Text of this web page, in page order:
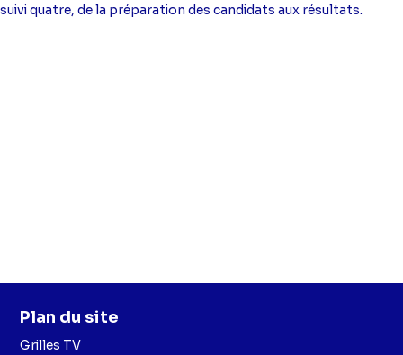
suivi quatre, de la préparation des candidats aux résultats.
Plan du site
Grilles TV